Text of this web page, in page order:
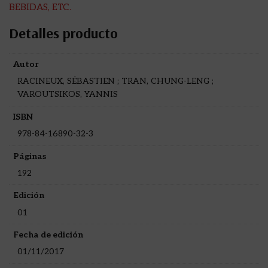
BEBIDAS, ETC.
Detalles producto
Autor
RACINEUX, SÉBASTIEN ; TRAN, CHUNG-LENG ;
VAROUTSIKOS, YANNIS
ISBN
978-84-16890-32-3
Páginas
192
Edición
01
Fecha de edición
01/11/2017